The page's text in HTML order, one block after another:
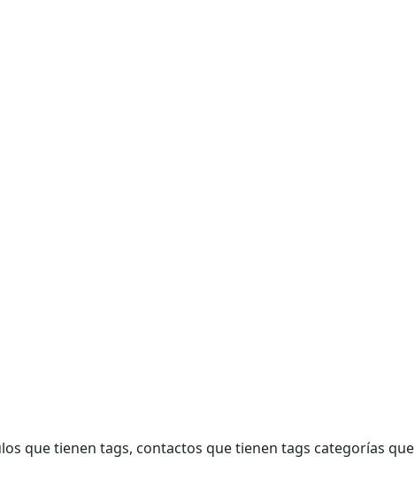
que tienen tags, contactos que tienen tags categorías que